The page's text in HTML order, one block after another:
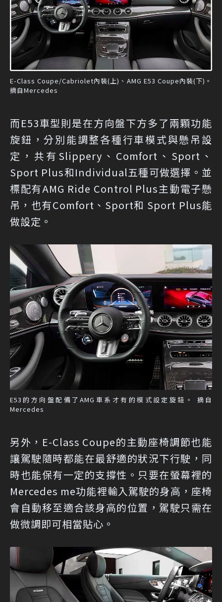
E-Class Coupe/Cabriolet內裝(上)、AMG E53 Coupe內裝(下)。
摘自Mercedes
而E53車型則是在方向盤下方多了兩顆功能
旋鈕，分別能調整各種行車模式與懸吊設
定，共有Slippery、Comfort、Sport、
Sport Plus和Individual五種可做選擇。並
標配有AMG Ride Control Plus主動電子懸
吊，也有Comfort、Sport和 Sport Plus能
做設定。
E53的方向盤配備了AMG車系才有的模式設定旋鈕。 摘自
Mercedes
另外，E-Class Coupe的主動座椅調節也能
讓駕駛隨時都能在最舒適的狀況下行駛，同
時也能保有一定的支撐性。只要在螢幕裡的
Mercedes me功能裡輸入駕駛的身高，座椅
會自動移至適合該身高的位置，駕駛只需在
做微調即可相當貼心。